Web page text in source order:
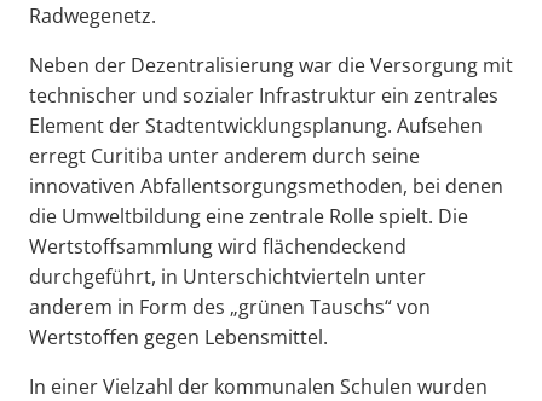
Radwegenetz.
Neben der Dezentralisierung war die Versorgung mit
technischer und sozialer Infrastruktur ein zentrales
Element der Stadtentwicklungsplanung. Aufsehen
erregt Curitiba unter anderem durch seine
innovativen Abfallentsorgungsmethoden, bei denen
die Umweltbildung eine zentrale Rolle spielt. Die
Wertstoffsammlung wird flächendeckend
durchgeführt, in Unterschichtvierteln unter
anderem in Form des „grünen Tauschs“ von
Wertstoffen gegen Lebensmittel.
In einer Vielzahl der kommunalen Schulen wurden